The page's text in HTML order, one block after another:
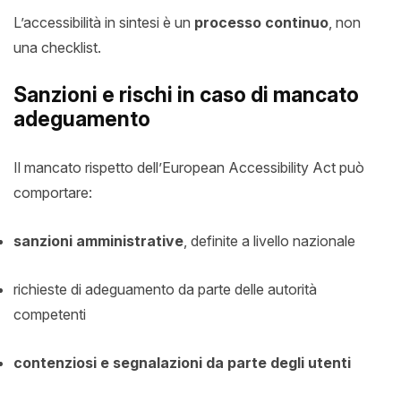
L’accessibilità in sintesi è un processo continuo, non
una checklist.
Sanzioni e rischi in caso di mancato
adeguamento
Il mancato rispetto dell’European Accessibility Act può
comportare:
sanzioni amministrative, definite a livello nazionale
richieste di adeguamento da parte delle autorità
competenti
contenziosi e segnalazioni da parte degli utenti